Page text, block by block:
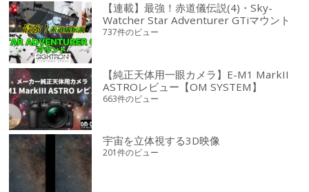
【連載】最強！赤道儀伝説(4)・Sky-
Watcher Star Adventurer GTiマウント
737件のビュー
【純正天体用一眼カメラ】E-M1 MarkII
ASTROレビュー【OM SYSTEM】
663件のビュー
宇宙を立体視する3D映像
201件のビュー